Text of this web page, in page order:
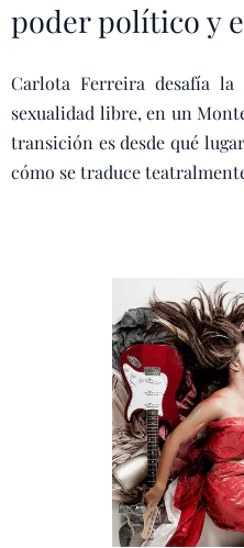
poder político y
Carlota Ferreira desafía
sexualidad libre, en un
transición es desde qué
cómo se traduce